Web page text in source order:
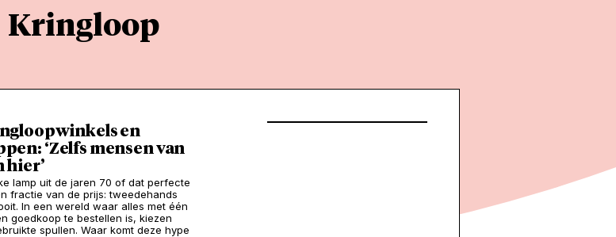
Kringloop
en
‘Zelfs mensen van
hier’
lamp uit de jaren 70 of dat perfecte
fractie van de prijs: tweedehands
In een wereld waar alles met één
goedkoop te bestellen is, kiezen
spullen. Waar komt deze hype